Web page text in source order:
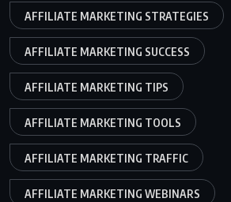
AFFILIATE MARKETING STRATEGIES
AFFILIATE MARKETING SUCCESS
AFFILIATE MARKETING TIPS
AFFILIATE MARKETING TOOLS
AFFILIATE MARKETING TRAFFIC
AFFILIATE MARKETING WEBINARS